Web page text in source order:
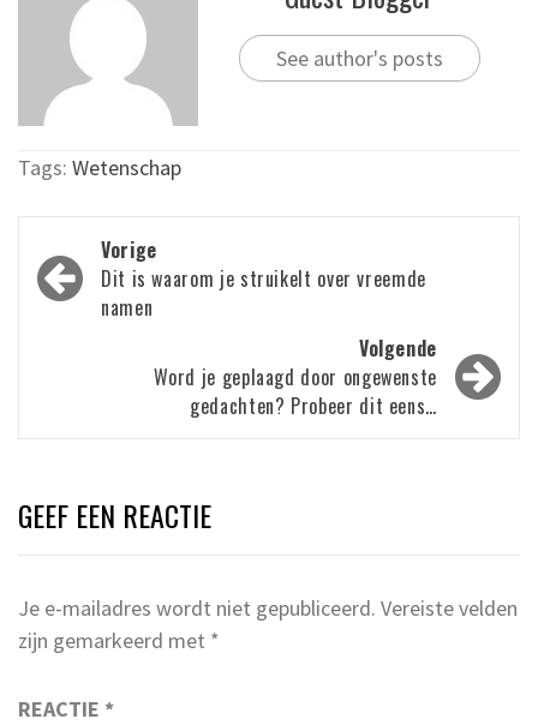
See author's posts
Tags: Wetenschap
Bericht
navigatie
Vorige
Dit is waarom je struikelt over vreemde
namen
Volgende
Word je geplaagd door ongewenste
gedachten? Probeer dit eens…
GEEF EEN REACTIE
Je e-mailadres wordt niet gepubliceerd. Vereiste velden
zijn gemarkeerd met *
REACTIE *